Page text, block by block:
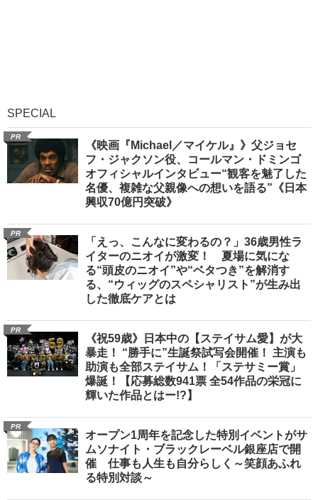
SPECIAL
PR
《映画『Michael／マイケル』》父ジョセ
フ・ジャクソン役、コールマン・ドミンゴ
オフィシャルインタビュー“観客を魅了した
名優、複雑な父親像への想いを語る”《日本
興収70億円突破》
PR
「えっ、こんなに変わるの？」36歳男性ラ
イターのニオイが激変！ 夏場に気にな
る“頭皮のニオイ”や“ベタつき”を解消す
る、“ウィッグのスペシャリスト”が生み出
した徹底ケアとは
PR
《祝59歳》日本中の【ステイサム愛】が大
暴走！ “勝手に”生誕祭試写会開催！ 主演も
助演も全部ステイサム！「ステサミー賞」
爆誕！【応募総数941票 全54作品の栄冠に
輝いた作品とはー!?】
PR
オープン1周年を記念した特別イベントがサ
ムソナイト・ブラックレーベル銀座店で開
催 仕事も人生も自分らしく～笑顔あふれ
る特別対談～